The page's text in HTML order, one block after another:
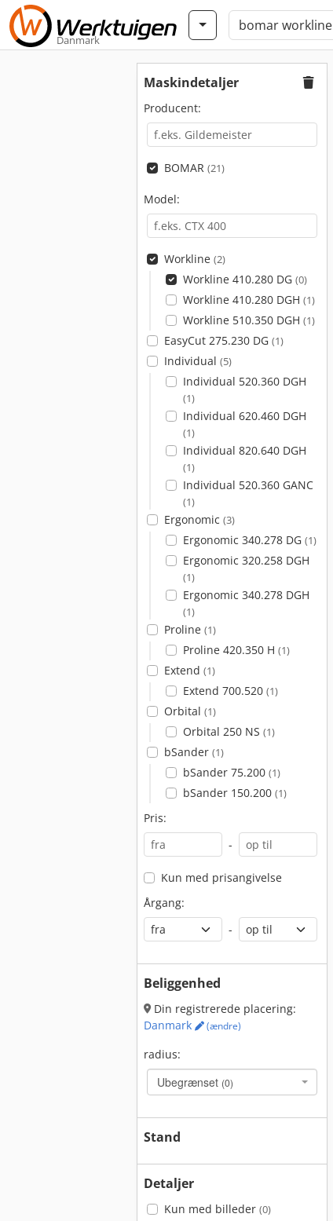
Danmark
Maskindetaljer
Producent:
BOMAR (21)
Model:
Workline (2)
Workline 410.280 DG (0)
Workline 410.280 DGH (1)
Workline 510.350 DGH (1)
EasyCut 275.230 DG (1)
Individual (5)
Individual 520.360 DGH
(1)
Individual 620.460 DGH
(1)
Individual 820.640 DGH
(1)
Individual 520.360 GANC
(1)
Ergonomic (3)
Ergonomic 340.278 DG (1)
Ergonomic 320.258 DGH
(1)
Ergonomic 340.278 DGH
(1)
Proline (1)
Proline 420.350 H (1)
Extend (1)
Extend 700.520 (1)
Orbital (1)
Orbital 250 NS (1)
bSander (1)
bSander 75.200 (1)
bSander 150.200 (1)
Pris:
-
Kun med prisangivelse
Årgang:
-
Beliggenhed
Din registrerede placering:
Danmark
(ændre)
radius:
Ubegrænset (0)
Stand
Detaljer
Kun med billeder (0)